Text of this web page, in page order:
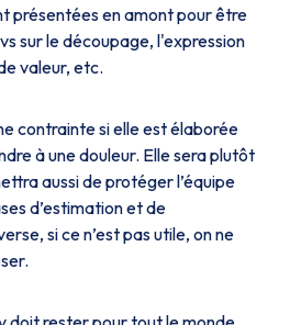
présentées en amont pour être
sur le découpage, l'expression
valeur, etc.
contrainte si elle est élaborée
à une douleur. Elle sera plutôt
aussi de protéger l’équipe
d’estimation et de
si ce n’est pas utile, on ne